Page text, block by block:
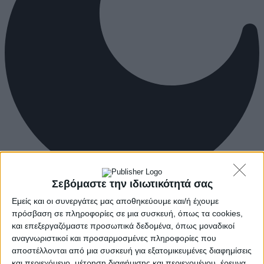
Σεβόμαστε την ιδιωτικότητά σας
Εμείς και οι συνεργάτες μας αποθηκεύουμε και/ή έχουμε
πρόσβαση σε πληροφορίες σε μια συσκευή, όπως τα cookies,
και επεξεργαζόμαστε προσωπικά δεδομένα, όπως μοναδικοί
αναγνωριστικοί και προσαρμοσμένες πληροφορίες που
αποστέλλονται από μια συσκευή για εξατομικευμένες διαφημίσεις